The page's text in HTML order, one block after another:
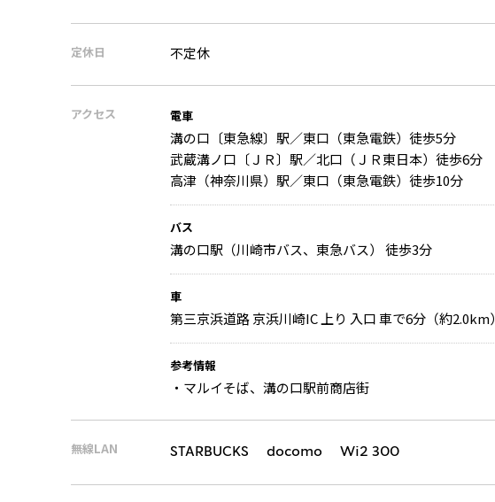
定休日 不定休
アクセス 電車
溝の口〔東急線〕駅／東口（東急電鉄）徒歩5分
武蔵溝ノ口〔ＪＲ〕駅／北口（ＪＲ東日本）徒歩6分
高津（神奈川県）駅／東口（東急電鉄）徒歩10分
バス
溝の口駅（川崎市バス、東急バス） 徒歩3分
車
第三京浜道路 京浜川崎IC 上り 入口 車で6分（約2.0km）
参考情報
・マルイそば、溝の口駅前商店街
無線LAN STARBUCKS docomo Wi2 300